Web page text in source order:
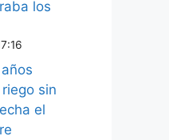
los
sin
el